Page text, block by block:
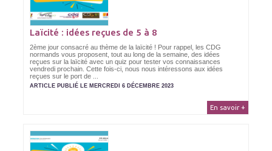
Laïcité : idées reçues de 5 à 8
2ème jour consacré au thème de la laïcité ! Pour rappel, les CDG
normands vous proposent, tout au long de la semaine, des idées
reçues sur la laïcité avec un quiz pour tester vos connaissances
vendredi prochain. Cette fois-ci, nous nous intéressons aux idées
reçues sur le port de ...
ARTICLE PUBLIÉ LE MERCREDI 6 DÉCEMBRE 2023
En savoir +